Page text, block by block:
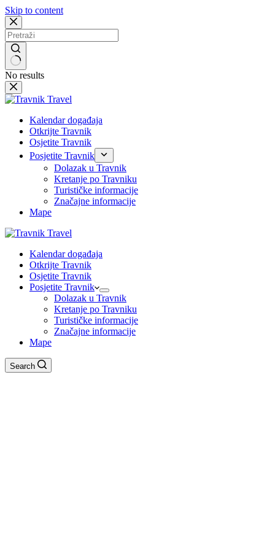
Skip to content
No results
Kalendar događaja
Otkrijte Travnik
Osjetite Travnik
Posjetite Travnik
Dolazak u Travnik
Kretanje po Travniku
Turističke informacije
Značajne informacije
Mape
Kalendar događaja
Otkrijte Travnik
Osjetite Travnik
Posjetite Travnik
Dolazak u Travnik
Kretanje po Travniku
Turističke informacije
Značajne informacije
Mape
Search